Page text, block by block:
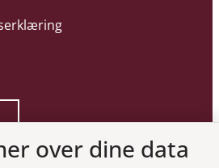
over dine data